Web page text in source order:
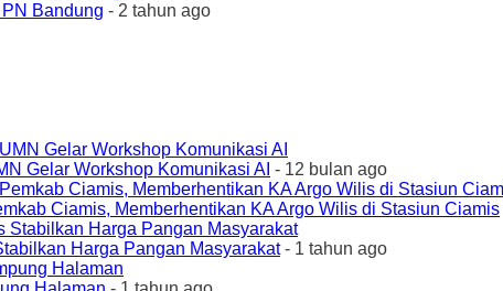
Bandung - 2 tahun ago
Gelar Workshop Komunikasi AI - 12 bulan ago
Ciamis, Memberhentikan KA Argo Wilis di Stasiun Ciamis
Harga Pangan Masyarakat- 1 tahun ago